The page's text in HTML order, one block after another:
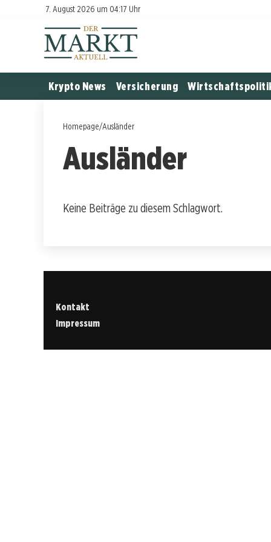
7. August 2026 um 04:17 Uhr
Krypto News Versicherung
Homepage/Ausländer
Ausländer
Keine Beiträge zu diesem Schlagwort.
Kontakt
Impressum